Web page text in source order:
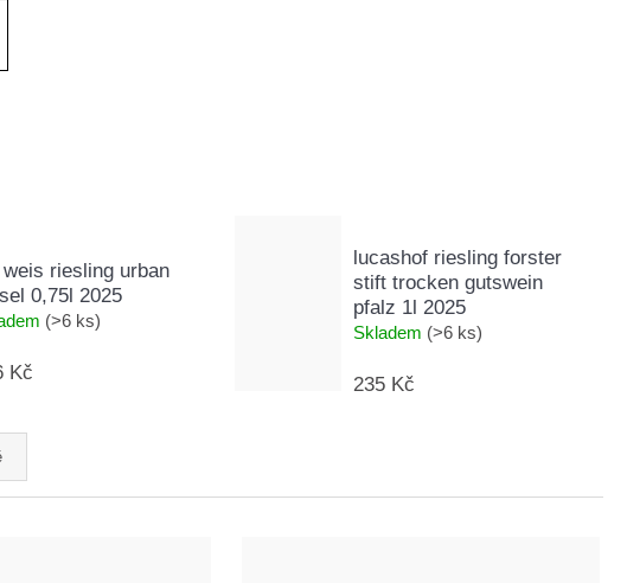
riesling urban
0,75l 2025
(>6 ks)
Kč
lucashof riesling forster
stift trocken gutswein
pfalz 1l 2025
Skladem (>6 ks)
235 Kč